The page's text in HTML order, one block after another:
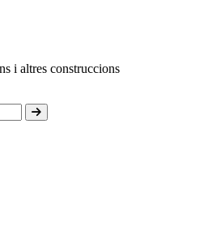
i altres construccions